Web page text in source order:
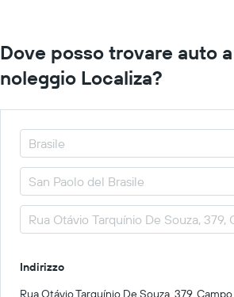
Dove posso trovare auto a
noleggio Localiza?
Indirizzo
Rua Otávio Tarquínio De Souza, 379,